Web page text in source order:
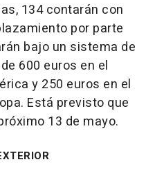
134 contarán con
por parte
bajo un sistema de
600 euros en el
y 250 euros en el
Está previsto que
13 de mayo.